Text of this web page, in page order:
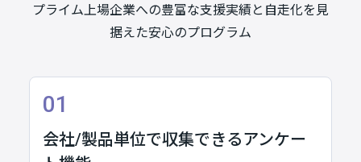
プライム上場企業への豊富な支援実績と自走化を見
据えた安心のプログラム
01
会社/製品単位で収集できるアンケー